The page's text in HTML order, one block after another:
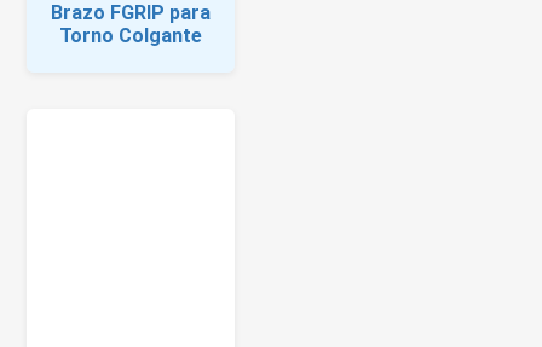
Brazo FGRIP para
Torno Colgante